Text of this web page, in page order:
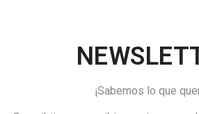
¡Sabemos lo que